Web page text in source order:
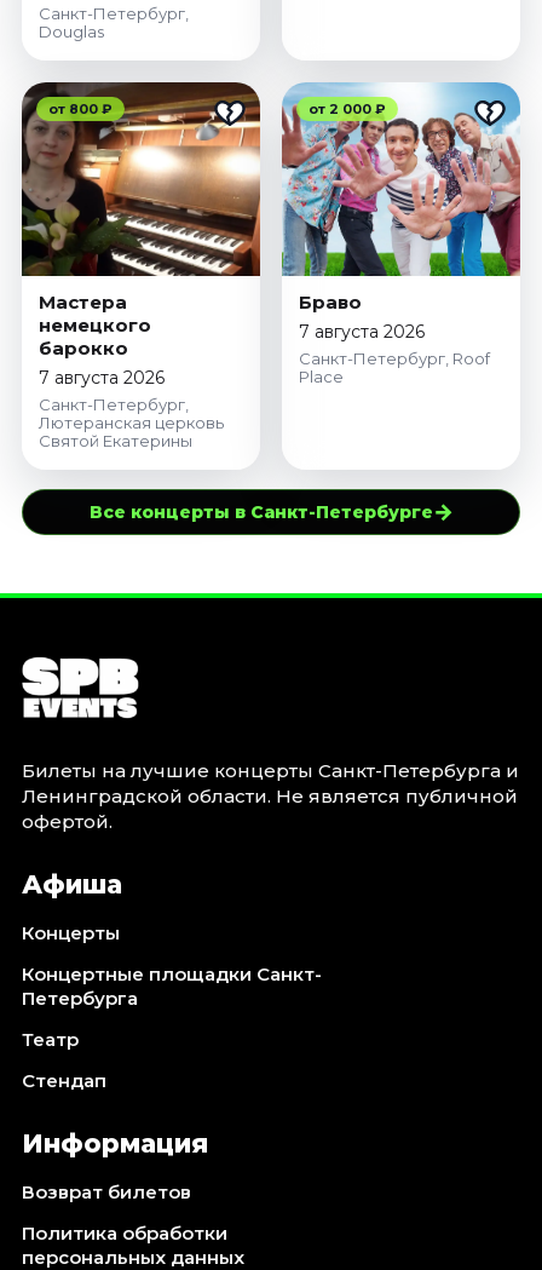
Санкт-Петербург,
Douglas
от 800 ₽
Мастера
немецкого
барокко
7 августа 2026
Санкт-Петербург,
Лютеранская церковь
Святой Екатерины
от 2 000 ₽
Браво
7 августа 2026
Санкт-Петербург, Roof
Place
Все концерты в Санкт-Петербурге→
Билеты на лучшие концерты Санкт-Петербурга и
Ленинградской области. Не является публичной
офертой.
Афиша
Концерты
Концертные площадки Санкт-
Петербурга
Театр
Стендап
Информация
Возврат билетов
Политика обработки
персональных данных